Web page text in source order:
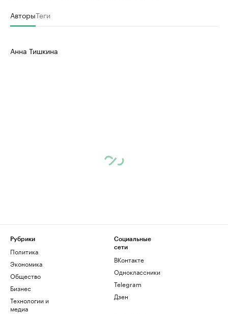
АвторыТеги
Анна Тишкина
Рубрики
Политика
Экономика
Общество
Бизнес
Технологии и
медиа
Социальные
сети
ВКонтакте
Одноклассники
Telegram
Дзен